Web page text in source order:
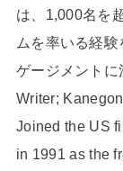
は、1,000名を
ムを率いる経
ゲージメントに
Writer; Kanegon
Joined the US
in 1991 as the